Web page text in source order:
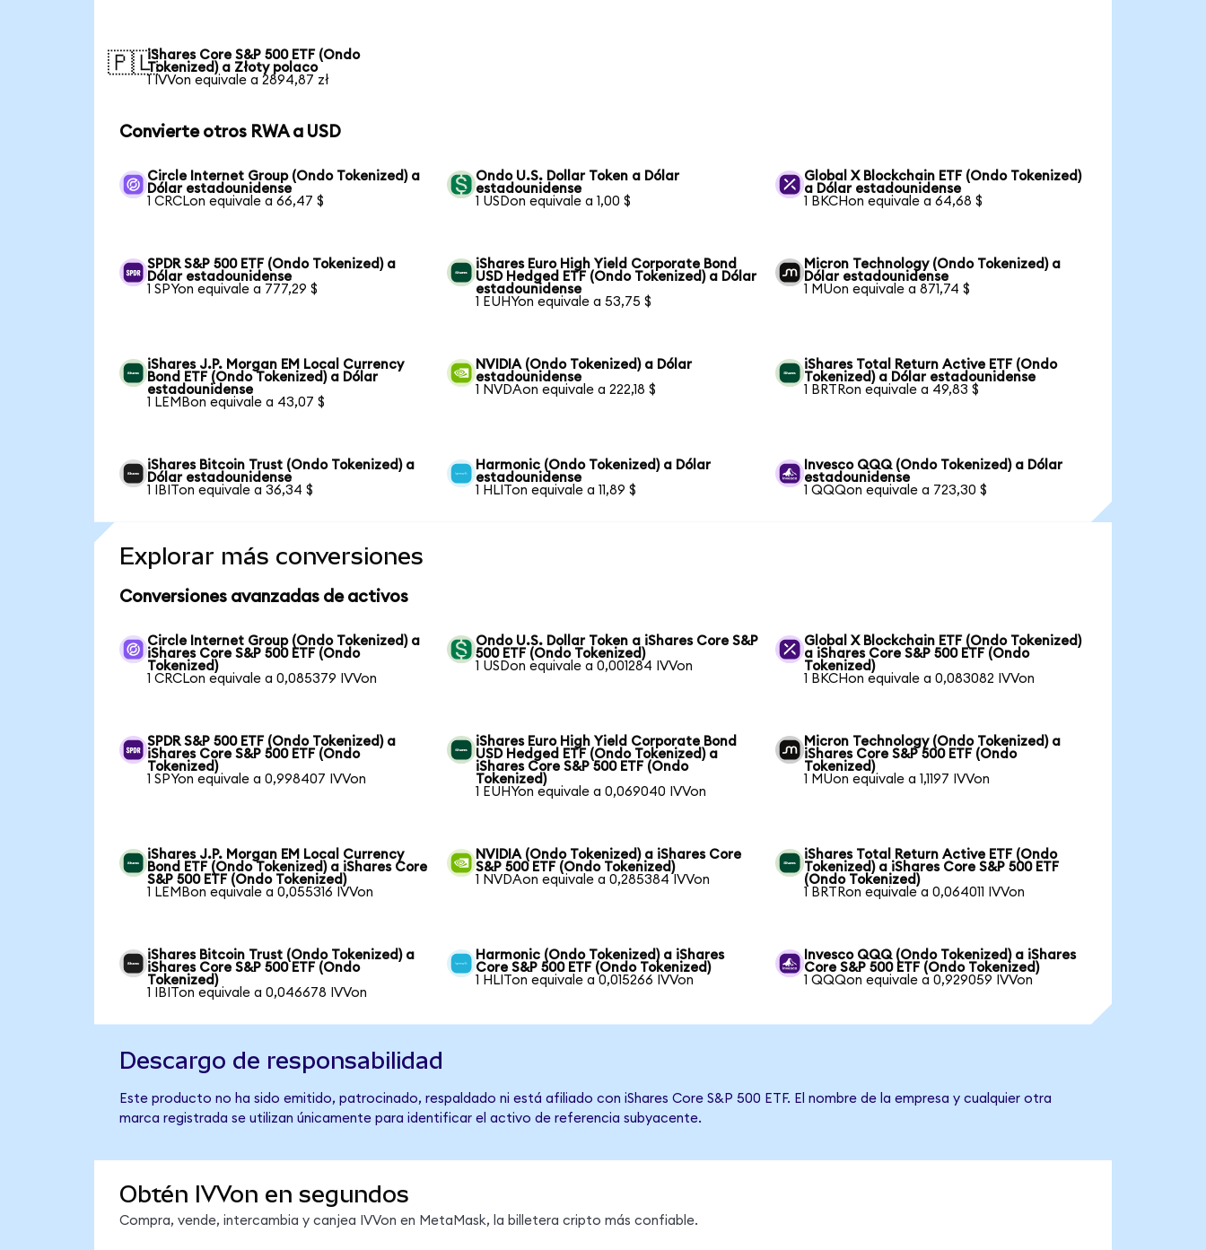
🇵🇱iShares Core S&P 500 ETF (Ondo
Tokenized) a Złoty polaco
1 IVVon equivale a 2894,87 zł
Convierte otros RWA a USD
Circle Internet Group (Ondo Tokenized) a
Dólar estadounidense
1 CRCLon equivale a 66,47 $
Ondo U.S. Dollar Token a Dólar
estadounidense
1 USDon equivale a 1,00 $
Global X Blockchain ETF (Ondo Tokenized)
a Dólar estadounidense
1 BKCHon equivale a 64,68 $
SPDR S&P 500 ETF (Ondo Tokenized) a
Dólar estadounidense
1 SPYon equivale a 777,29 $
iShares Euro High Yield Corporate Bond
USD Hedged ETF (Ondo Tokenized) a Dólar
estadounidense
1 EUHYon equivale a 53,75 $
Micron Technology (Ondo Tokenized) a
Dólar estadounidense
1 MUon equivale a 871,74 $
iShares J.P. Morgan EM Local Currency
Bond ETF (Ondo Tokenized) a Dólar
estadounidense
1 LEMBon equivale a 43,07 $
NVIDIA (Ondo Tokenized) a Dólar
estadounidense
1 NVDAon equivale a 222,18 $
iShares Total Return Active ETF (Ondo
Tokenized) a Dólar estadounidense
1 BRTRon equivale a 49,83 $
iShares Bitcoin Trust (Ondo Tokenized) a
Dólar estadounidense
1 IBITon equivale a 36,34 $
Harmonic (Ondo Tokenized) a Dólar
estadounidense
1 HLITon equivale a 11,89 $
Invesco QQQ (Ondo Tokenized) a Dólar
estadounidense
1 QQQon equivale a 723,30 $
Explorar más conversiones
Conversiones avanzadas de activos
Circle Internet Group (Ondo Tokenized) a
iShares Core S&P 500 ETF (Ondo
Tokenized)
1 CRCLon equivale a 0,085379 IVVon
Ondo U.S. Dollar Token a iShares Core S&P
500 ETF (Ondo Tokenized)
1 USDon equivale a 0,001284 IVVon
Global X Blockchain ETF (Ondo Tokenized)
a iShares Core S&P 500 ETF (Ondo
Tokenized)
1 BKCHon equivale a 0,083082 IVVon
SPDR S&P 500 ETF (Ondo Tokenized) a
iShares Core S&P 500 ETF (Ondo
Tokenized)
1 SPYon equivale a 0,998407 IVVon
iShares Euro High Yield Corporate Bond
USD Hedged ETF (Ondo Tokenized) a
iShares Core S&P 500 ETF (Ondo
Tokenized)
1 EUHYon equivale a 0,069040 IVVon
Micron Technology (Ondo Tokenized) a
iShares Core S&P 500 ETF (Ondo
Tokenized)
1 MUon equivale a 1,1197 IVVon
iShares J.P. Morgan EM Local Currency
Bond ETF (Ondo Tokenized) a iShares Core
S&P 500 ETF (Ondo Tokenized)
1 LEMBon equivale a 0,055316 IVVon
NVIDIA (Ondo Tokenized) a iShares Core
S&P 500 ETF (Ondo Tokenized)
1 NVDAon equivale a 0,285384 IVVon
iShares Total Return Active ETF (Ondo
Tokenized) a iShares Core S&P 500 ETF
(Ondo Tokenized)
1 BRTRon equivale a 0,064011 IVVon
iShares Bitcoin Trust (Ondo Tokenized) a
iShares Core S&P 500 ETF (Ondo
Tokenized)
1 IBITon equivale a 0,046678 IVVon
Harmonic (Ondo Tokenized) a iShares
Core S&P 500 ETF (Ondo Tokenized)
1 HLITon equivale a 0,015266 IVVon
Invesco QQQ (Ondo Tokenized) a iShares
Core S&P 500 ETF (Ondo Tokenized)
1 QQQon equivale a 0,929059 IVVon
Descargo de responsabilidad
Este producto no ha sido emitido, patrocinado, respaldado ni está afiliado con iShares Core S&P 500 ETF. El nombre de la empresa y cualquier otra
marca registrada se utilizan únicamente para identificar el activo de referencia subyacente.
Obtén IVVon en segundos
Compra, vende, intercambia y canjea IVVon en MetaMask, la billetera cripto más confiable.